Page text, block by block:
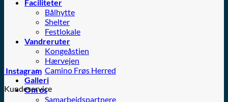
Faciliteter
Bålhytte
Shelter
Festlokale
Vandreruter
Kongeåstien
Hærvejen
Camino Frøs Herred
Galleri
Om os
Samarbejdspartnere
Instagram
Kundeservice